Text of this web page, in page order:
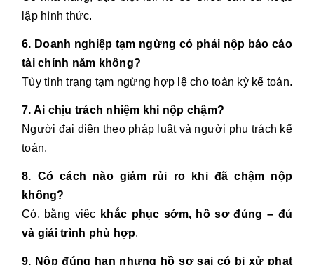
lập hình thức.
6. Doanh nghiệp tạm ngừng có phải nộp báo cáo
tài chính năm không?
Tùy tình trạng tạm ngừng hợp lệ cho toàn kỳ kế toán.
7. Ai chịu trách nhiệm khi nộp chậm?
Người đại diện theo pháp luật và người phụ trách kế
toán.
8. Có cách nào giảm rủi ro khi đã chậm nộp
không?
Có, bằng việc khắc phục sớm, hồ sơ đúng – đủ
và giải trình phù hợp.
9. Nộp đúng hạn nhưng hồ sơ sai có bị xử phạt